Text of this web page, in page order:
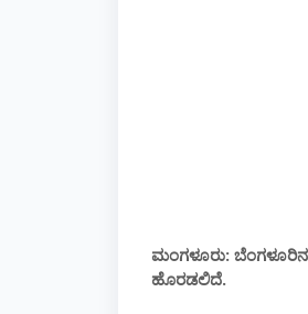
ಮಂಗಳೂರು:
ಹೊರಡಲಿದೆ.